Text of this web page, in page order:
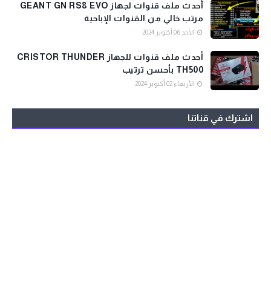
أحدث ملف قنوات لجهاز GEANT GN RS8 EVO
مرتب خالي من القنوات الإباحية
الأحد 06 أكتوبر 2024
أحدث ملف قنوات للجهاز CRISTOR THUNDER
TH500 بأحسن ترتيب
الأربعاء 02 أكتوبر 2024
اشترك في قناتنا